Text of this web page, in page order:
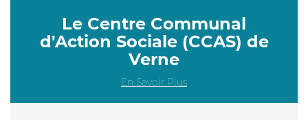
Le Centre Communal
d'Action Sociale (CCAS) de
Verne
En Savoir Plus